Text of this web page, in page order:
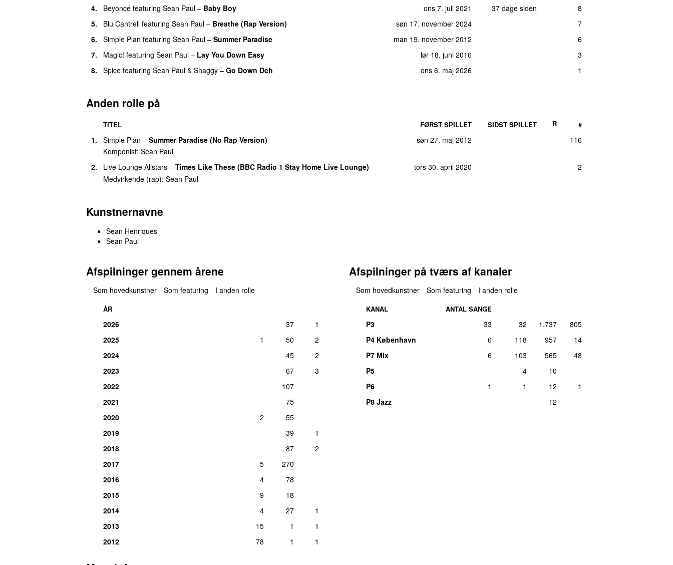
4.
Beyoncé featuring Sean Paul – Baby Boy ons 7. juli 2021 37 dage siden
8
5.
Blu Cantrell featuring Sean Paul – Breathe (Rap Version) søn 17. november 2024
7
6.
Simple Plan featuring Sean Paul – Summer Paradise man 19. november 2012
6
7.
Magic! featuring Sean Paul – Lay You Down Easy lør 18. juni 2016
3
8.
Spice featuring Sean Paul & Shaggy – Go Down Deh ons 6. maj 2026 1
Anden rolle på
TITEL FØRST SPILLET SIDST SPILLET R #
1. Simple Plan – Summer Paradise (No Rap Version) søn 27. maj 2012
116
Komponist: Sean Paul
2.
Live Lounge Allstars – Times Like These (BBC Radio 1 Stay Home Live Lounge) tors 30. april 2020
2
Medvirkende (rap): Sean Paul
Kunstnernavne
Sean Henriques
Sean Paul
Afspilninger gennem årene
Som hovedkunstner Som featuring I anden rolle
ÅR
2026 37
1
2025
1 50
2
2024
45
2
2023
67
3
2022
107
2021
75
2020
2
55
2019
39
1
2018
87
2
2017
5
270
2016
4
78
2015
9
18
2014
4 27
1
2013
15 1
1
2012
78 1 1
Afspilninger på tværs af kanaler
Som hovedkunstner Som featuring I anden rolle
KANAL ANTAL SANGE
P3 33 32 1.737
805
P4 København
6 118 957
14
P7 Mix
6 103 565
48
P5
4
10
P6
1 1 12
1
P8 Jazz
12